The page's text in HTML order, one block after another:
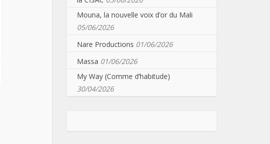
Mouna, la nouvelle voix d’or du Mali
05/06/2026
Nare Productions 01/06/2026
Massa 01/06/2026
My Way (Comme d’habitude)
30/04/2026